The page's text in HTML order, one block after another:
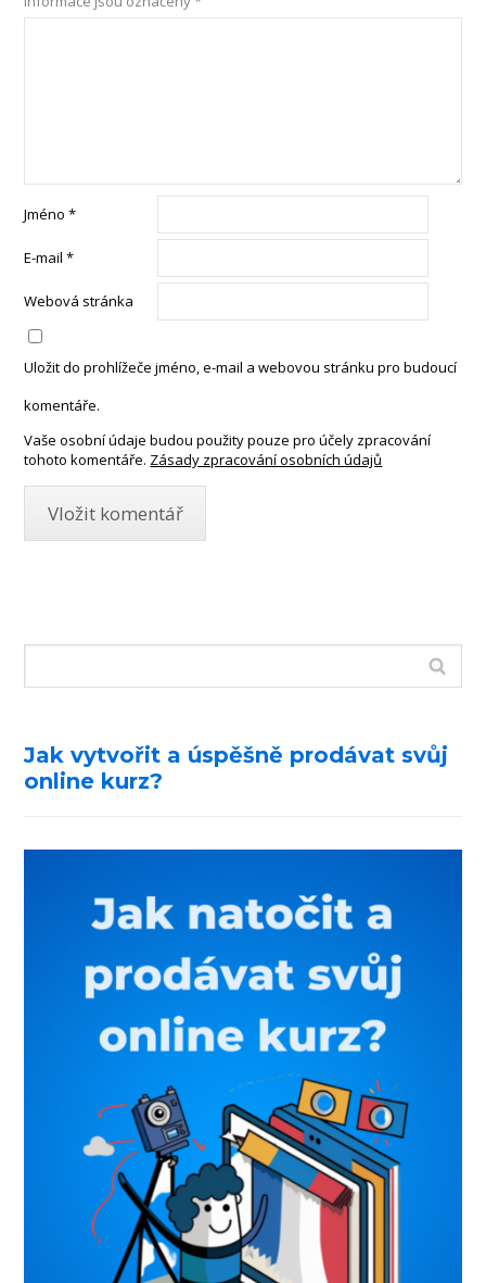
Jméno*
E-mail*
Webová stránka
Uložit do prohlížeče jméno, e-mail a webovou stránku pro budoucí
komentáře.
Vaše osobní údaje budou použity pouze pro účely zpracování
tohoto komentáře. Zásady zpracování osobních údajů
Jak vytvořit a úspěšně prodávat svůj
online kurz?